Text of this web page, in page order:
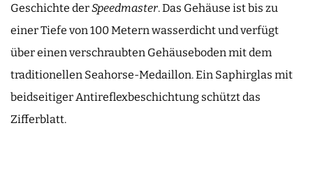
Geschichte derSpeedmaster. Das Gehäuse ist bis zu
einer Tiefe von 100 Metern wasserdicht und verfügt
über einen verschraubten Gehäuseboden mit dem
traditionellen Seahorse-Medaillon. Ein Saphirglas mit
beidseitiger Antireflexbeschichtung schützt das
Zifferblatt.